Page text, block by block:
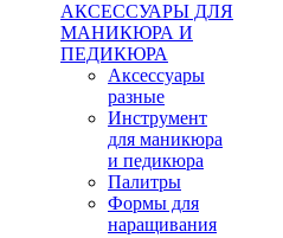
АКСЕССУАРЫ ДЛЯ
МАНИКЮРА И
ПЕДИКЮРА
Аксессуары
разные
Инструмент
для маникюра
и педикюра
Палитры
Формы для
наращивания